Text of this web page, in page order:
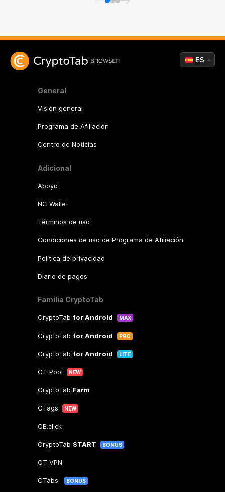
General
Visión general
Programa de Afiliación
Centro de Noticias
Adicional
Apoyo
NC Wallet
Términos de uso
Condiciones de uso de Programa de Afiliación
Política de privacidad
Diario de pagos
Familia CryptoTab
CryptoTab for Android MAX
CryptoTab for Android PRO
CryptoTab for Android LITE
CT Pool NEW
CryptoTab Farm
CTags NEW
CB.click
CryptoTab START BONUS
CT VPN
CTabs BONUS
ES